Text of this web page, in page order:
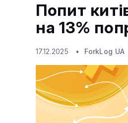
Попит
на 13%
17.12.2025 ForkLog UA